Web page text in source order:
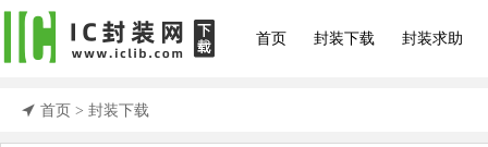
首页 封装下载 封装求助
首页 > 封装下载